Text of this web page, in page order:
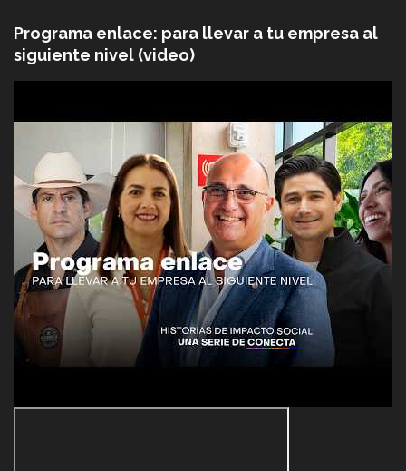
Programa enlace: para llevar a tu empresa al
siguiente nivel (video)